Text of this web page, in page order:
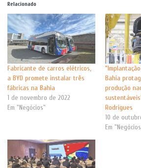
Relacionado
Fabricante de carros elétricos,
a BYD promete instalar três
fábricas na Bahia
1 de novembro de 2022
Em "Negócios"
Bahia
produção
Rodrigues
10 de
Em